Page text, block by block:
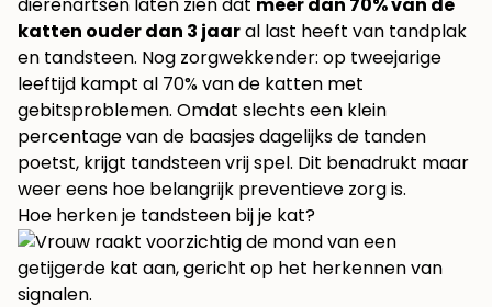
dierenartsen laten zien dat meer dan 70% van de
katten ouder dan 3 jaaral last heeft van tandplak
en tandsteen. Nog zorgwekkender: op tweejarige
leeftijd kampt al 70% van de katten met
gebitsproblemen. Omdat slechts een klein
percentage van de baasjes dagelijks de tanden
poetst, krijgt tandsteen vrij spel. Dit benadrukt maar
weer eens hoe belangrijk preventieve zorg is.
Hoe herken je tandsteen bij je kat?